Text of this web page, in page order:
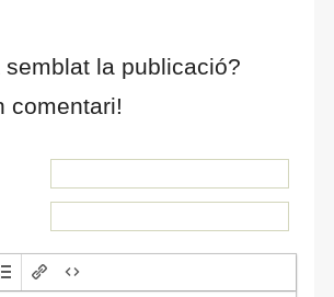
semblat la publicació?
comentari!